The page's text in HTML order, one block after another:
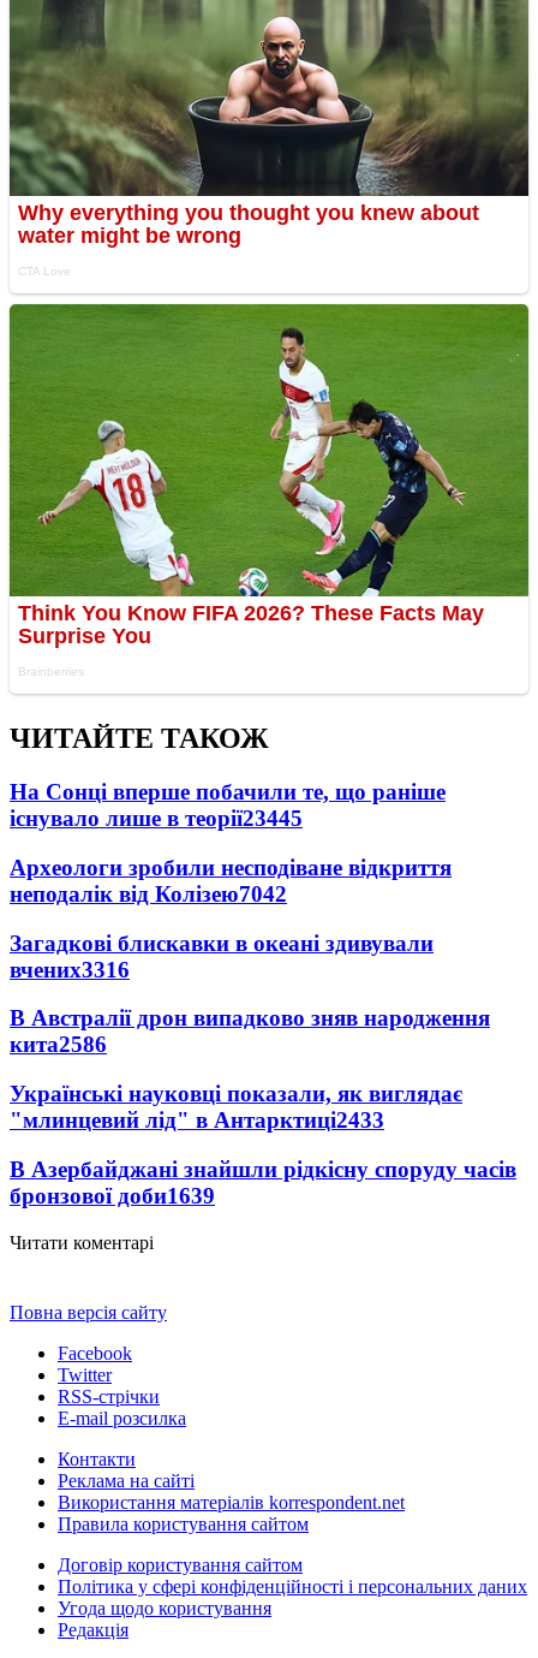
ЧИТАЙТЕ ТАКОЖ
На Сонці вперше побачили те, що раніше
існувало лише в теорії23445
Археологи зробили несподіване відкриття
неподалік від Колізею7042
Загадкові блискавки в океані здивували
вчених3316
В Австралії дрон випадково зняв народження
кита2586
Українські науковці показали, як виглядає
"млинцевий лід" в Антарктиці2433
В Азербайджані знайшли рідкісну споруду часів
бронзової доби1639
Читати коментарі
Повна версія сайту
Facebook
Twitter
RSS-стрічки
E-mail розсилка
Контакти
Реклама на сайті
Використання матеріалів korrespondent.net
Правила користування сайтом
Договір користування сайтом
Політика у сфері конфіденційності і персональних даних
Угода щодо користування
Редакція